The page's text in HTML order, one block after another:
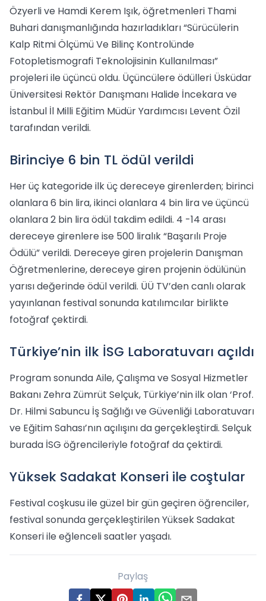
Özyerli ve Hamdi Kerem Işık, öğretmenleri Thami
Buhari danışmanlığında hazırladıkları “Sürücülerin
Kalp Ritmi Ölçümü Ve Bilinç Kontrolünde
Fotopletismografi Teknolojisinin Kullanılması”
projeleri ile üçüncü oldu. Üçüncülere ödülleri Üsküdar
Üniversitesi Rektör Danışmanı Halide İncekara ve
İstanbul İl Milli Eğitim Müdür Yardımcısı Levent Özil
tarafından verildi.
Birinciye 6 bin TL ödül verildi
Her üç kategoride ilk üç dereceye girenlerden; birinci
olanlara 6 bin lira, ikinci olanlara 4 bin lira ve üçüncü
olanlara 2 bin lira ödül takdim edildi. 4 -14 arası
dereceye girenlere ise 500 liralık “Başarılı Proje
Ödülü” verildi. Dereceye giren projelerin Danışman
Öğretmenlerine, dereceye giren projenin ödülünün
yarısı değerinde ödül verildi. ÜÜ TV’den canlı olarak
yayınlanan festival sonunda katılımcılar birlikte
fotoğraf çektirdi.
Türkiye’nin ilk İSG Laboratuvarı açıldı
Program sonunda Aile, Çalışma ve Sosyal Hizmetler
Bakanı Zehra Zümrüt Selçuk, Türkiye’nin ilk olan ‘Prof.
Dr. Hilmi Sabuncu İş Sağlığı ve Güvenliği Laboratuvarı
ve Eğitim Sahası’nın açılışını da gerçekleştirdi. Selçuk
burada İSG öğrencileriyle fotoğraf da çektirdi.
Yüksek Sadakat Konseri ile coştular
Festival coşkusu ile güzel bir gün geçiren öğrenciler,
festival sonunda gerçekleştirilen Yüksek Sadakat
Konseri ile eğlenceli saatler yaşadı.
Paylaş